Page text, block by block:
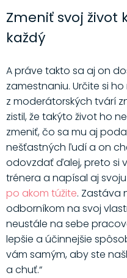
Zmeniť svoj život
každý
A práve takto sa aj on
zamestnaniu. Určite si
z moderátorských tvárí
zistil, že takýto život ho
zmeniť, čo sa mu aj
nešťastných ľudí a on
odovzdať ďalej, preto si
trénera a napísal aj
po akom túžite. Zastáva
odborníkom na svoj
neustále na sebe
lepšie a účinnejšie
vám samým, aby ste
a chuť.“